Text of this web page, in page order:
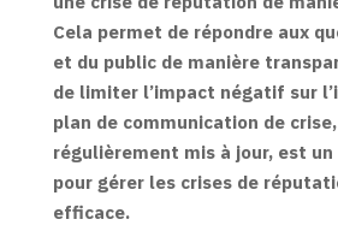
Cela permet de répondre aux
et du public de manière
de limiter l’impact négatif sur
plan de communication de
régulièrement mis à jour, est
pour gérer les crises de
efficace.